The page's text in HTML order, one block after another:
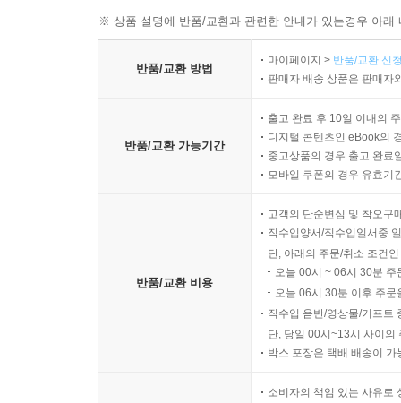
※ 상품 설명에 반품/교환과 관련한 안내가 있는경우 아
반품/교환 방법
마이페이지 > 반품/교환 신
판매자 배송 상품은 판매자
반품/교환 가능기간
출고 완료 후 10일 이내의
디지털 콘텐츠인 eBook의
중고상품의 경우 출고 완료
모바일 쿠폰의 경우 유효기
반품/교환 비용
고객의 단순변심 및 착오구
직수입양서/직수입일서중
단, 아래의 주문/취소 조건
오늘 00시 ~ 06시 30분
오늘 06시 30분 이후 주
직수입 음반/영상물/기프트
단, 당일 00시~13시 사이의
박스 포장은 택배 배송이
소비자의 책임 있는 사유로